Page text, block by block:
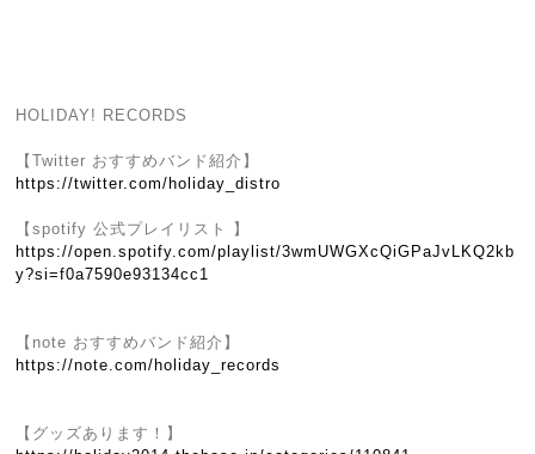
HOLIDAY! RECORDS
【Twitter おすすめバンド紹介】
https://twitter.com/holiday_distro
【spotify 公式プレイリスト 】
https://open.spotify.com/playlist/3wmUWGXcQiGPaJvLKQ2kb
y?si=f0a7590e93134cc1
【note おすすめバンド紹介】
https://note.com/holiday_records
【グッズあります！】